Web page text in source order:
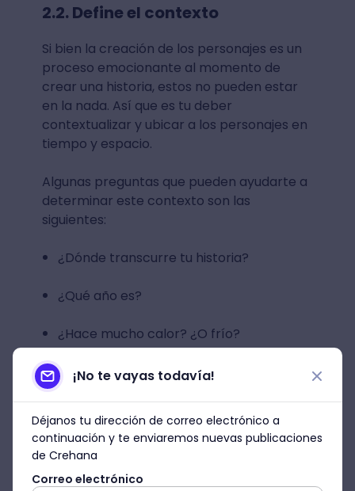
2.2. Define el contexto
Si bien la creación de los personajes es un
proceso emocionante al momento de
crear una historia, estos no pueden estar
en la nada. Así que es tu deber
contextualizar y ubicar a los personajes en
tiempo y espacio.
Algunas preguntas que pueden ayudarte a
determinar este contexto son las
siguientes:
¿Dónde transcurre tu historia?
¿Qué año es?
¿Hace mucho calor? ¿O frío?
¿Dónde vive tu personaje?
Este tipo de detalles enriquecerá tu
con el lector,porque todos nosotros
¡No te vayas todavía!
Déjanos tu dirección de correo electrónico a
continuación y te enviaremos nuevas publicaciones
de Crehana
Correo electrónico